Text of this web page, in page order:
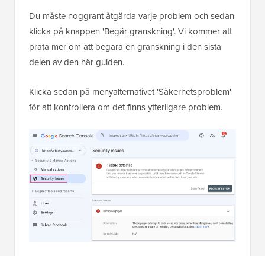
Du måste noggrant åtgärda varje problem och sedan
klicka på knappen 'Begär granskning'. Vi kommer att
prata mer om att begära en granskning i den sista
delen av den här guiden.
Klicka sedan på menyalternativet 'Säkerhetsproblem'
för att kontrollera om det finns ytterligare problem.